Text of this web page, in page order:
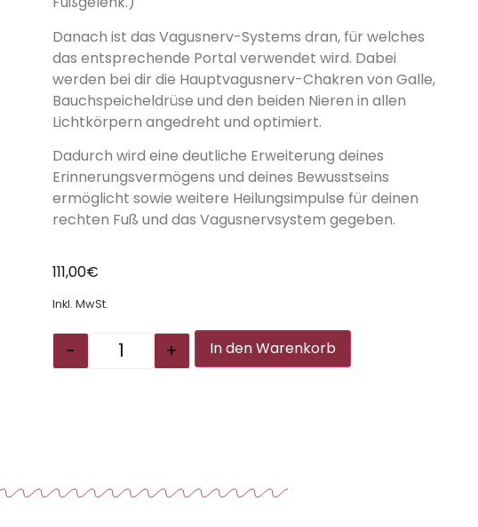
Danach ist das Vagusnerv-Systems dran, für welches
das entsprechende Portal verwendet wird. Dabei
werden bei dir die Hauptvagusnerv-Chakren von Galle,
Bauchspeicheldrüse und den beiden Nieren in allen
Lichtkörpern angedreht und optimiert.
Dadurch wird eine deutliche Erweiterung deines
Erinnerungsvermögens und deines Bewusstseins
ermöglicht sowie weitere Heilungsimpulse für deinen
rechten Fuß und das Vagusnervsystem gegeben.
111,00€
Inkl. MwSt.
- + In den Warenkorb